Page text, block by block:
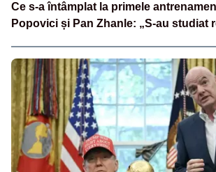
Ce s-a întâmplat la primele
Popovici și Pan Zhanle: „S-au studiat